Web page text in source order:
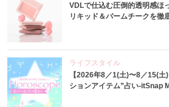
VDLで仕込む圧倒的透明感
リキッド＆バームチークを徹
ライフスタイル
【2026年8／1(土)〜8／15(
ションアイテム”占い-itSnap